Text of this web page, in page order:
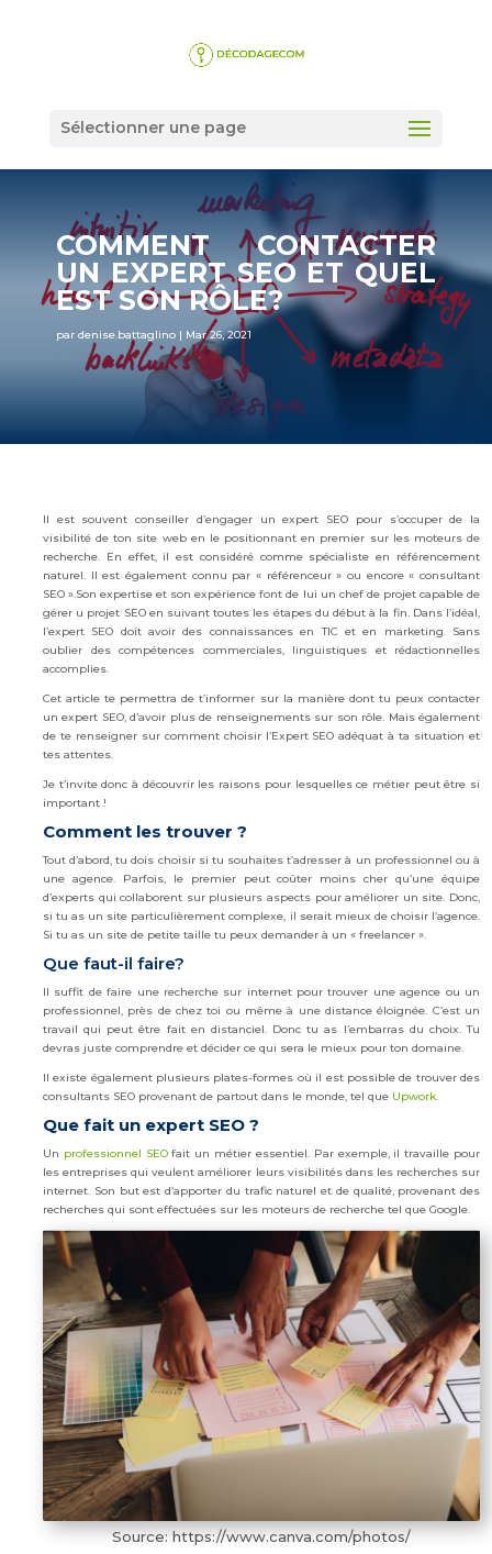
Sélectionner une page
COMMENT CONTACTER
UN EXPERT SEO ET QUEL
EST SON RÔLE?
par denise.battaglino| Mar 26, 2021
Il est souvent conseiller d’engager un expert SEO pour s’occuper de la
visibilité de ton site web en le positionnant en premier sur les moteurs de
recherche. En effet, il est considéré comme spécialiste en référencement
naturel. Il est également connu par « référenceur » ou encore « consultant
SEO ».Son expertise et son expérience font de lui un chef de projet capable de
gérer u projet SEO en suivant toutes les étapes du début à la fin. Dans l’idéal,
l’expert SEO doit avoir des connaissances en TIC et en marketing. Sans
oublier des compétences commerciales, linguistiques et rédactionnelles
accomplies.
Cet article te permettra de t’informer sur la manière dont tu peux contacter
un expert SEO, d’avoir plus de renseignements sur son rôle. Mais également
de te renseigner sur comment choisir l’Expert SEO adéquat à ta situation et
tes attentes.
Je t’invite donc à découvrir les raisons pour lesquelles ce métier peut être si
important !
Comment les trouver ?
Tout d’abord, tu dois choisir si tu souhaites t’adresser à un professionnel ou à
une agence. Parfois, le premier peut coûter moins cher qu’une équipe
d’experts qui collaborent sur plusieurs aspects pour améliorer un site. Donc,
si tu as un site particulièrement complexe, il serait mieux de choisir l’agence.
Si tu as un site de petite taille tu peux demander à un « freelancer ».
Que faut-il faire?
Il suffit de faire une recherche sur internet pour trouver une agence ou un
professionnel, près de chez toi ou même à une distance éloignée. C’est un
travail qui peut être fait en distanciel. Donc tu as l’embarras du choix. Tu
devras juste comprendre et décider ce qui sera le mieux pour ton domaine.
Il existe également plusieurs plates-formes où il est possible de trouver des
consultants SEO provenant de partout dans le monde, tel que Upwork.
Que fait un expert SEO ?
Un professionnel SEOfait un métier essentiel. Par exemple, il travaille pour
les entreprises qui veulent améliorer leurs visibilités dans les recherches sur
internet. Son but est d’apporter du trafic naturel et de qualité, provenant des
recherches qui sont effectuées sur les moteurs de recherche tel que Google.
Source: https://www.canva.com/photos/